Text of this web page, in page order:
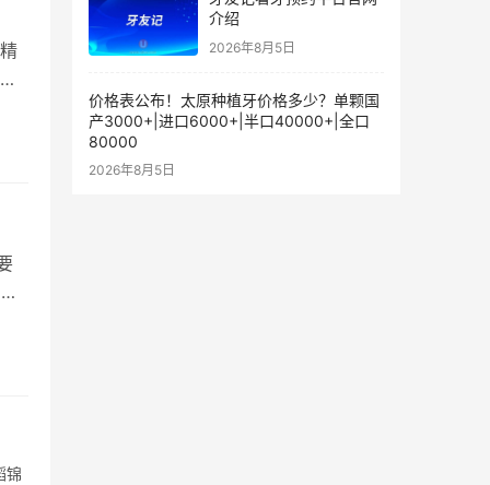
锦
介绍
2026年8月5日
价格表公布！太原种植牙价格多少？单颗国
产3000+|进口6000+|半口40000+|全口
80000
2026年8月5日